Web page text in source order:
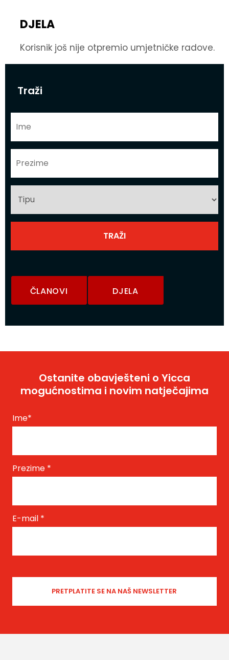
Traži
ČLANOVI DJELA
DJELA
Korisnik još nije otpremio umjetničke radove.
Ostanite obavješteni o Yicca
mogućnostima i novim natječajima
Ime*
Prezime *
E-mail *